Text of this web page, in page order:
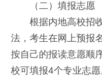
（二）填报志愿
根据内地高校招
法，考生在网上预报
按自己的报读意愿顺
校可填报4个专业志